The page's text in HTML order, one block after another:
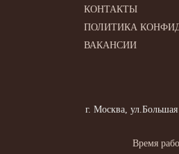
КОНТАКТЫ
ПОЛИТИКА
ВАКАНСИИ
г. Москва, ул.Большая
Время